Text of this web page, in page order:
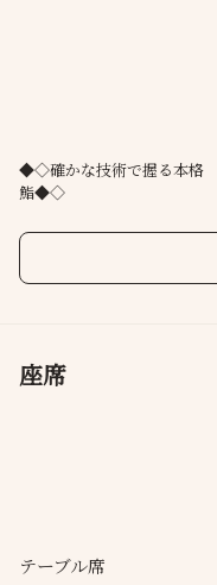
◆◇確かな技術で握る本格
鮨◆◇
座席
テーブル席